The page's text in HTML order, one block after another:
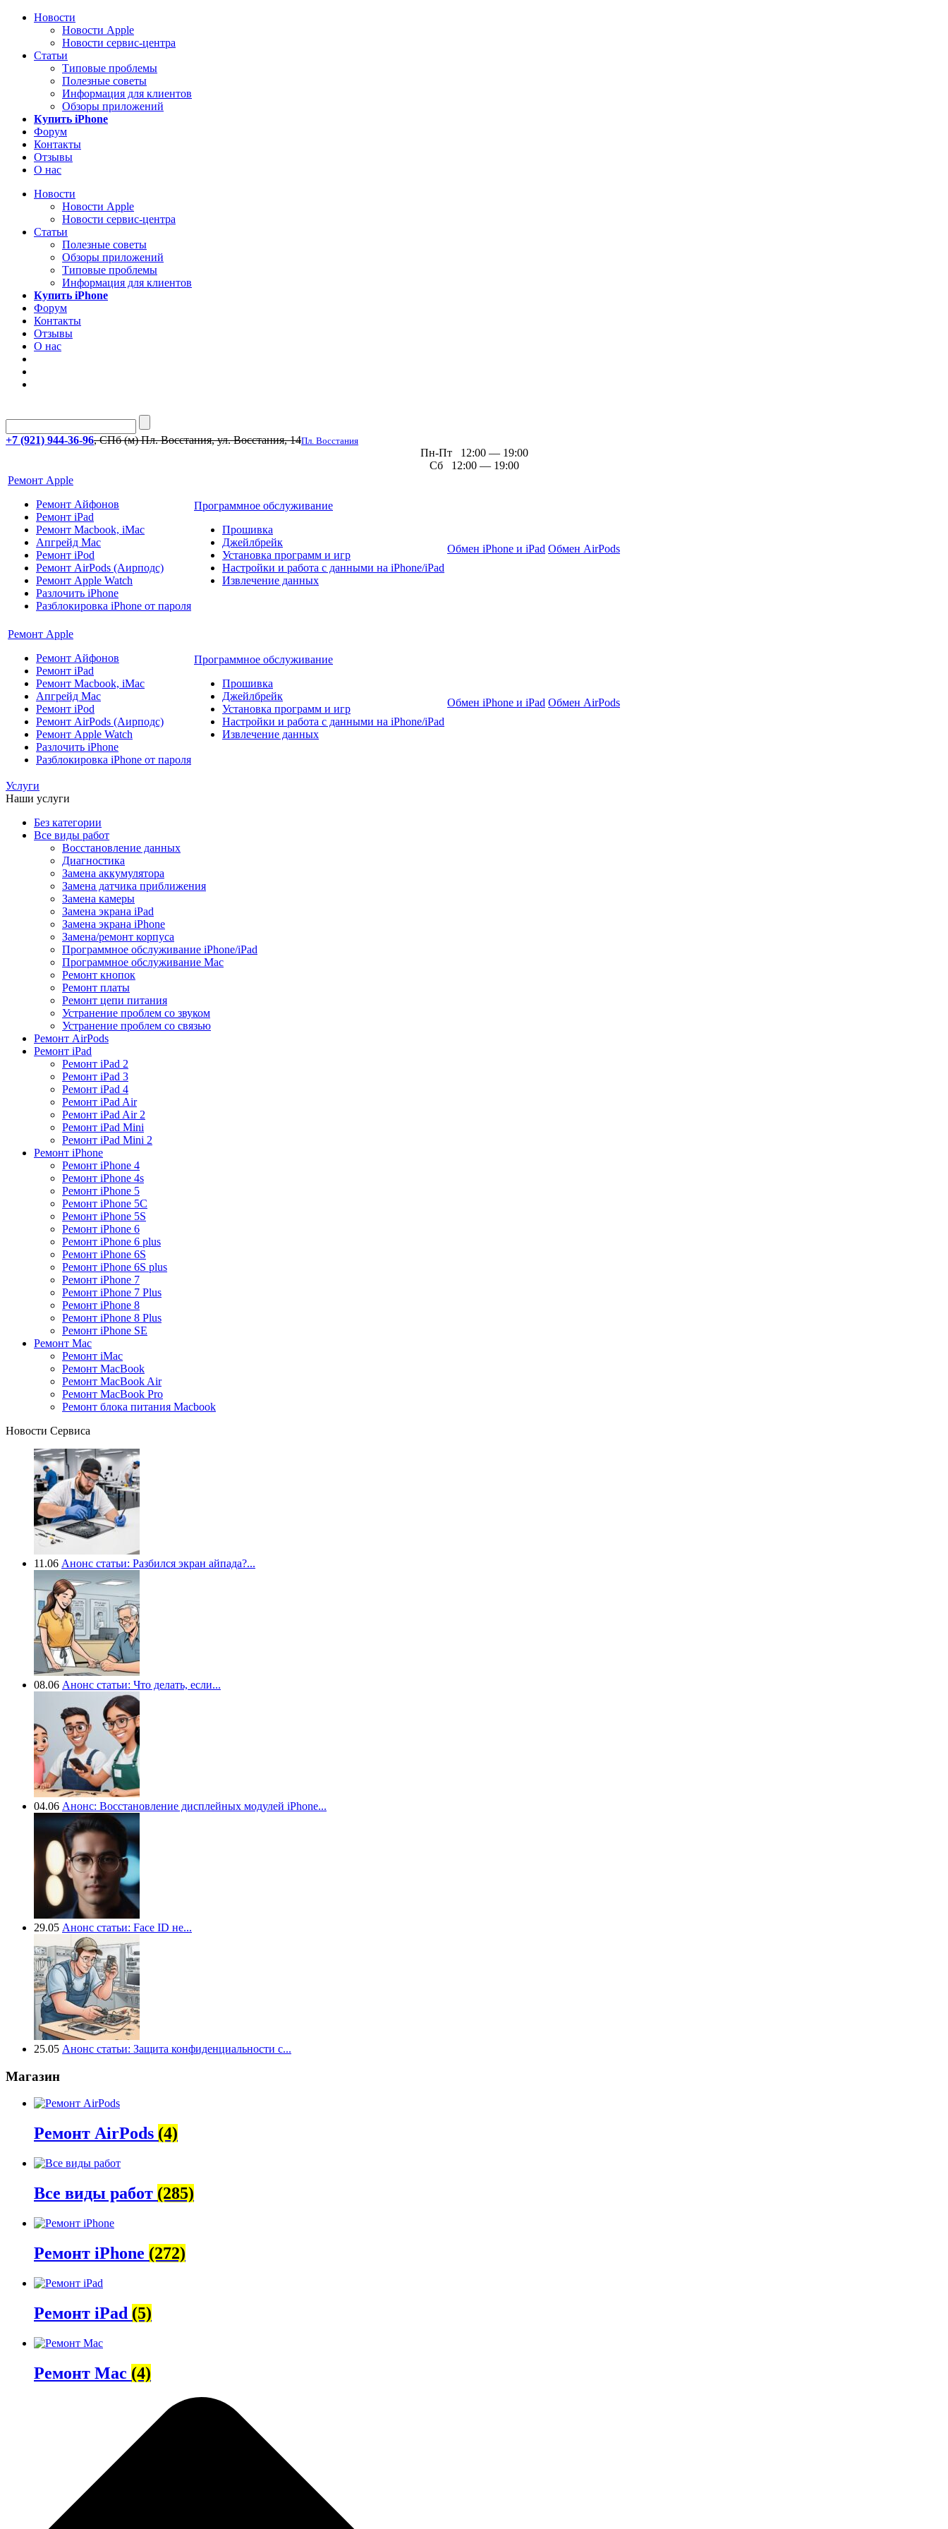
Новости
Новости Apple
Новости сервис-центра
Статьи
Типовые проблемы
Полезные советы
Информация для клиентов
Обзоры приложений
Купить iPhone
Форум
Контакты
Отзывы
О нас
Новости
Новости Apple
Новости сервис-центра
Статьи
Полезные советы
Обзоры приложений
Типовые проблемы
Информация для клиентов
Купить iPhone
Форум
Контакты
Отзывы
О нас
+7 (921) 944-36-96, СПб (м) Пл. Восстания, ул. Восстания, 14Пл. Восстания
Пн-Пт 12:00 — 19:00
Сб 12:00 — 19:00
Ремонт Apple
Ремонт Айфонов
Ремонт iPad
Ремонт Macbook, iMac
Апгрейд Mac
Ремонт iPod
Ремонт AirPods (Аирподс)
Ремонт Apple Watch
Разлочить iPhone
Разблокировка iPhone от пароля
Программное обслуживание
Прошивка
Джейлбрейк
Установка программ и игр
Настройки и работа с данными на iPhone/iPad
Извлечение данных
Обмен iPhone и iPad Обмен AirPods
Ремонт Apple
Ремонт Айфонов
Ремонт iPad
Ремонт Macbook, iMac
Апгрейд Mac
Ремонт iPod
Ремонт AirPods (Аирподс)
Ремонт Apple Watch
Разлочить iPhone
Разблокировка iPhone от пароля
Программное обслуживание
Прошивка
Джейлбрейк
Установка программ и игр
Настройки и работа с данными на iPhone/iPad
Извлечение данных
Обмен iPhone и iPad Обмен AirPods
Услуги
Наши услуги
Без категории
Все виды работ
Восстановление данных
Диагностика
Замена аккумулятора
Замена датчика приближения
Замена камеры
Замена экрана iPad
Замена экрана iPhone
Замена/ремонт корпуса
Программное обслуживание iPhone/iPad
Программное обслуживание Mac
Ремонт кнопок
Ремонт платы
Ремонт цепи питания
Устранение проблем со звуком
Устранение проблем со связью
Ремонт AirPods
Ремонт iPad
Ремонт iPad 2
Ремонт iPad 3
Ремонт iPad 4
Ремонт iPad Air
Ремонт iPad Air 2
Ремонт iPad Mini
Ремонт iPad Mini 2
Ремонт iPhone
Ремонт iPhone 4
Ремонт iPhone 4s
Ремонт iPhone 5
Ремонт iPhone 5C
Ремонт iPhone 5S
Ремонт iPhone 6
Ремонт iPhone 6 plus
Ремонт iPhone 6S
Ремонт iPhone 6S plus
Ремонт iPhone 7
Ремонт iPhone 7 Plus
Ремонт iPhone 8
Ремонт iPhone 8 Plus
Ремонт iPhone SE
Ремонт Mac
Ремонт iMac
Ремонт MacBook
Ремонт MacBook Air
Ремонт MacBook Pro
Ремонт блока питания Macbook
Новости Сервиса
11.06 Анонс статьи: Разбился экран айпада?...
08.06 Анонс статьи: Что делать, если...
04.06 Анонс: Восстановление дисплейных модулей iPhone...
29.05 Анонс статьи: Face ID не...
25.05 Анонс статьи: Защита конфиденциальности с...
Магазин
Ремонт AirPods (4)
Все виды работ (285)
Ремонт iPhone (272)
Ремонт iPad (5)
Ремонт Mac (4)